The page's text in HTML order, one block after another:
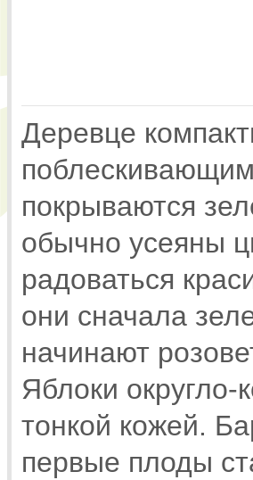
Деревце
покрываются
обычно усеяны
радоваться
они сначала
начинают
Яблоки
тонкой кожей.
первые плоды